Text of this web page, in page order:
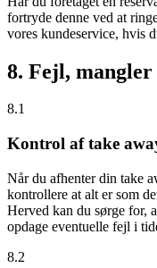
fortryde denne ved at
vores kundeservice, hvis
8. Fejl, mangler
8.1
Kontrol af take
Når du afhenter din take
kontrollere at alt er som
Herved kan du sørge for,
opdage eventuelle fejl i
8.2